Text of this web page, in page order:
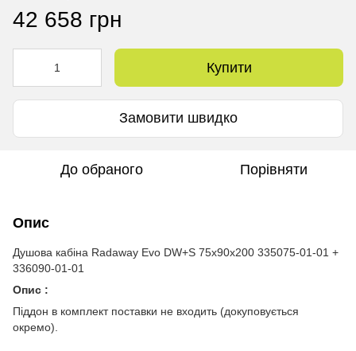
42 658 грн
Купити
Замовити швидко
До обраного Порівняти
Опис
Душова кабіна Radaway Evo DW+S 75x90x200 335075-01-01 +
336090-01-01
Опис :
Піддон в комплект поставки не входить (докуповується
окремо).